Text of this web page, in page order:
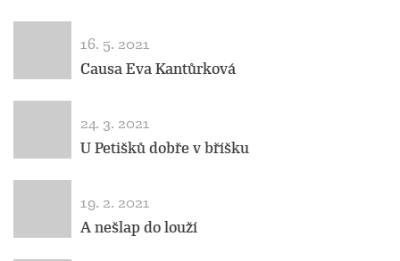
16. 5. 2021
Causa Eva Kantůrková
24. 3. 2021
U Petišků dobře v bříšku
19. 2. 2021
A nešlap do louží